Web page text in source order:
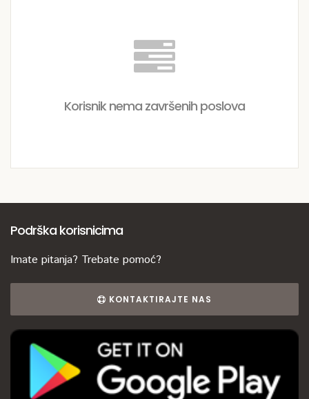
Korisnik nema završenih poslova
Podrška korisnicima
Imate pitanja? Trebate pomoć?
KONTAKTIRAJTE NAS